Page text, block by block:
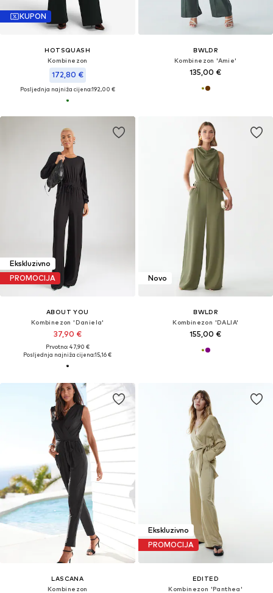
KUPON
HOTSQUASH
Kombinezon
172,80 €
Posljednja najniža cijena:192,00 €
BWLDR
Kombinezon 'Amie'
135,00 €
Ekskluzivno
PROMOCIJA
ABOUT YOU
Kombinezon 'Daniela'
37,90 €
Prvotno: 47,90 €
Posljednja najniža cijena:15,16 €
Novo
BWLDR
Kombinezon 'DALIA'
155,00 €
LASCANA
Kombinezon
Ekskluzivno
PROMOCIJA
EDITED
Kombinezon 'Panthea'